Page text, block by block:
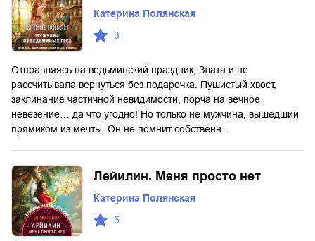
Катерина Полянская
3
Отправляясь на ведьминский праздник, Злата и не
рассчитывала вернуться без подарочка. Пушистый хвост,
заклинание частичной невидимости, порча на вечное
невезение… да что угодно! Но только не мужчина, вышедший
прямиком из мечты. Он не помнит собственн…
Лейилин. Меня просто нет
Катерина Полянская
5